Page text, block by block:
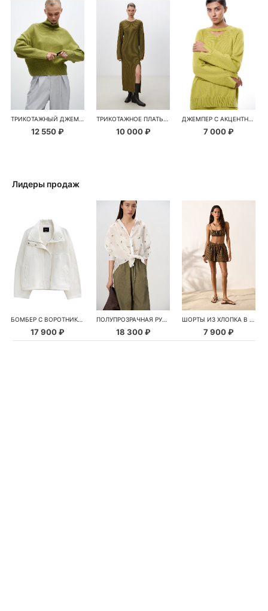
ТРИКОТАЖНЫЙ ДЖЕМПЕР С ШЕРСТЬЮ АЛЬПАКА
12 550 ₽
ТРИКОТАЖНОЕ ПЛАТЬЕ ИЗ КАШЕМИРА И ШЕРСТИ С РАЗРЕЗОМ
10 000 ₽
ДЖЕМПЕР С АКЦЕНТНЫМ ВЫРЕЗОМ
7 000 ₽
Лидеры продаж
БОМБЕР С ВОРОТНИКОМ-СТОЙКОЙ
17 900 ₽
ПОЛУПРОЗРАЧНАЯ РУБАШКА С РОМАШКАМИ
18 300 ₽
ШОРТЫ ИЗ ХЛОПКА В КЛЕТКУ
7 900 ₽